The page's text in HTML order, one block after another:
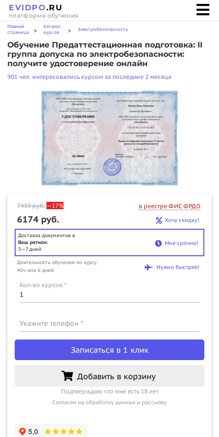
EVIDPO.RU
платформа обучения
Главная
страница
>
Каталог
курсов
> Электробезопасность
Обучение Предаттестационная подготовка: II
группа допуска по электробезопасности:
получите удостоверение онлайн
901 чел. интересовались курсом за последние 2 месяца
7439руб. —17% в реестре ФИС ФРДО
6174 руб. Хочу скидку!
Доставка документов в
Ваш регион:
3—7 дней
Мне срочно!
Длительность обучения по курсу:
40ч или 6 дней
Нужно быстрее!
Кол-во курсов *
Укажите телефон *
Записаться в 1 клик
Добавить в корзину
Подтверждаю что мне есть 18 лет
Согласен на обработку данных и рассылку